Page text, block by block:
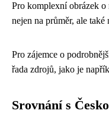
Pro komplexní obrázek o
nejen na průměr, ale
Pro zájemce o
řada zdrojů, jako je
Srovnání s